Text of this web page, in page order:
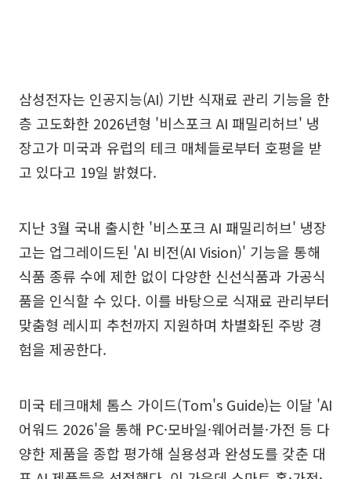
삼성전자는 인공지능(AI) 기반 식재료 관리 기능을 한
층 고도화한 2026년형 '비스포크 AI 패밀리허브' 냉
장고가 미국과 유럽의 테크 매체들로부터 호평을 받
고 있다고 19일 밝혔다.
지난 3월 국내 출시한 '비스포크 AI 패밀리허브' 냉장
고는 업그레이드된 'AI 비전(AI Vision)' 기능을 통해
식품 종류 수에 제한 없이 다양한 신선식품과 가공식
품을 인식할 수 있다. 이를 바탕으로 식재료 관리부터
맞춤형 레시피 추천까지 지원하며 차별화된 주방 경
험을 제공한다.
미국 테크매체 톰스 가이드(Tom's Guide)는 이달 'AI
어워드 2026'을 통해 PC·모바일·웨어러블·가전 등 다
양한 제품을 종합 평가해 실용성과 완성도를 갖춘 대